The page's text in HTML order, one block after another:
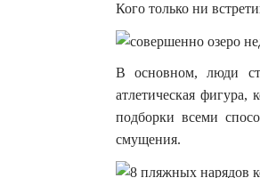
Кого только ни
В основном, люди
атлетическая
подборки всеми
смущения.